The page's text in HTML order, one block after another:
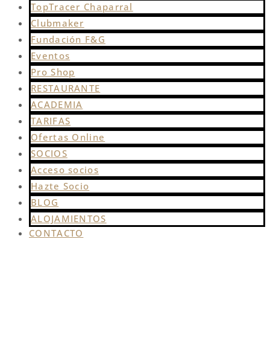
TopTracer Chaparral
Clubmaker
Fundación F&G
Eventos
Pro Shop
RESTAURANTE
ACADEMIA
TARIFAS
Ofertas Online
SOCIOS
Acceso socios
Hazte Socio
BLOG
ALOJAMIENTOS
CONTACTO